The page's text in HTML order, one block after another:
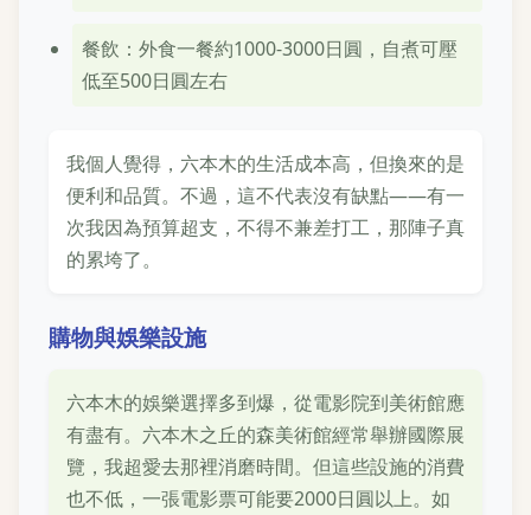
餐飲：外食一餐約1000-3000日圓，自煮可壓
低至500日圓左右
我個人覺得，六本木的生活成本高，但換來的是
便利和品質。不過，這不代表沒有缺點——有一
次我因為預算超支，不得不兼差打工，那陣子真
的累垮了。
購物與娛樂設施
六本木的娛樂選擇多到爆，從電影院到美術館應
有盡有。六本木之丘的森美術館經常舉辦國際展
覽，我超愛去那裡消磨時間。但這些設施的消費
也不低，一張電影票可能要2000日圓以上。如